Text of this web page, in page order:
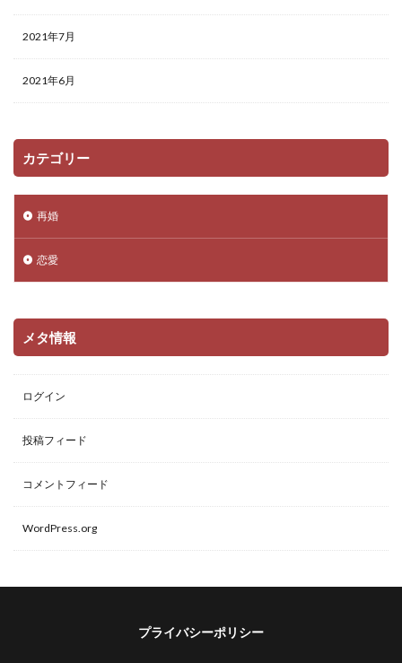
2021年7月
2021年6月
カテゴリー
再婚
恋愛
メタ情報
ログイン
投稿フィード
コメントフィード
WordPress.org
プライバシーポリシー